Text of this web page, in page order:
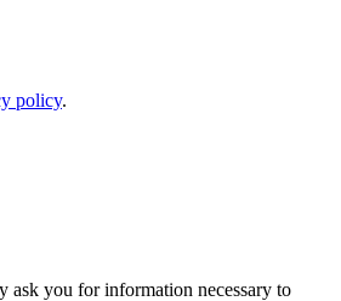
policy.
ask you for information necessary to